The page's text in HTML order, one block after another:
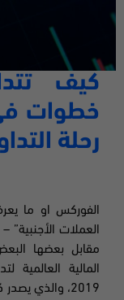
كيف
خطوات في
رحلة
الفوركس او ما
العملات الأجنبية”
مقابل بعضها
المالية العالمية
2019، والذي